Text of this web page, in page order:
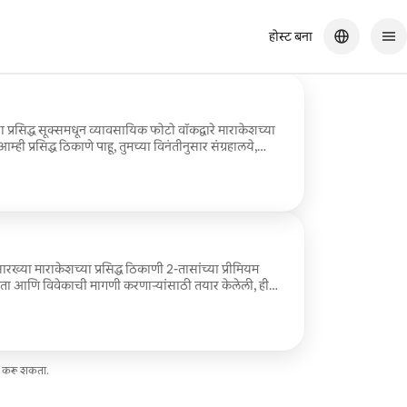
होस्ट बना
सूक्समधून व्यावसायिक फोटो वॉकद्वारे माराकेशच्या
प्रसिद्ध ठिकाणे पाहू, तुमच्या विनंतीनुसार संग्रहालये,
अस्तव्यस्त सौंदर्याच्या मध्यभागीही परफेक्ट शॉट कसा
माराकेशच्या प्रसिद्ध ठिकाणी 2-तासांच्या प्रीमियम
आणि विवेकाची मागणी करणाऱ्यांसाठी तयार केलेली, ही
जुळण्यासाठी स्टाईलिंग सल्लामसलत समाविष्ट आहे.
निवडलेल्या हॉटेलचा रहिवासी असणे आवश्यक आहे.
करू शकता.